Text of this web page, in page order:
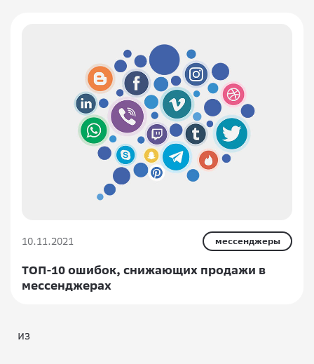
10.11.2021 мессенджеры
ТОП-10 ошибок, снижающих продажи в
мессенджерах
из